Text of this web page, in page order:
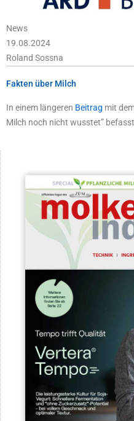
News
19.08.2024
Roland Sossna
Fakten über Milch
In einem längeren Beitrag mit
Milch noch nicht wusstet”